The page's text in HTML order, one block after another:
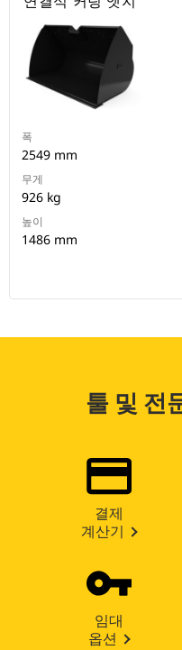
폭
2549 mm
무게
926 kg
높이
1486 mm
툴 및 전
결제
계산기
임대
옵션